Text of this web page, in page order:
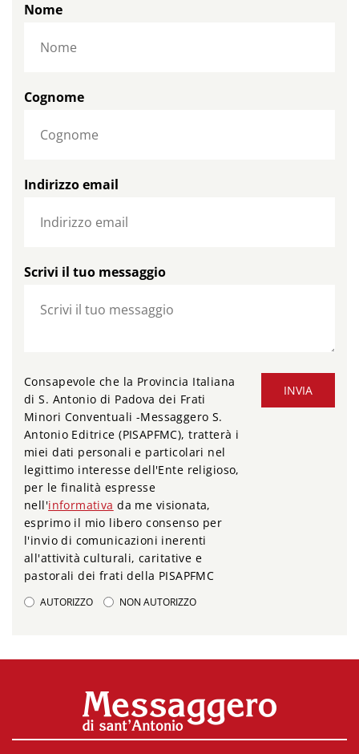
Nome
Cognome
Indirizzo email
Scrivi il tuo messaggio
INVIA
Consapevole che la Provincia Italiana
di S. Antonio di Padova dei Frati
Minori Conventuali -Messaggero S.
Antonio Editrice (PISAPFMC), tratterà i
miei dati personali e particolari nel
legittimo interesse dell'Ente religioso,
per le finalità espresse
nell'informativa da me visionata,
esprimo il mio libero consenso per
l'invio di comunicazioni inerenti
all'attività culturali, caritative e
pastorali dei frati della PISAPFMC
AUTORIZZO NON AUTORIZZO